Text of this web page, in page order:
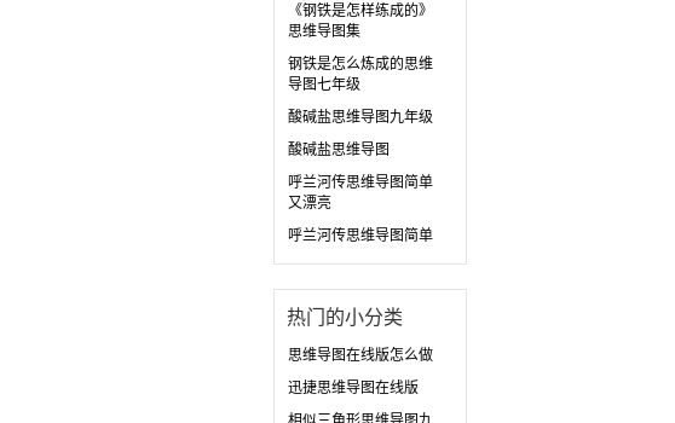
《钢铁是怎样练成的》
思维导图集
钢铁是怎么炼成的思维
导图七年级
酸碱盐思维导图九年级
酸碱盐思维导图
呼兰河传思维导图简单
又漂亮
呼兰河传思维导图简单
热门的小分类
思维导图在线版怎么做
迅捷思维导图在线版